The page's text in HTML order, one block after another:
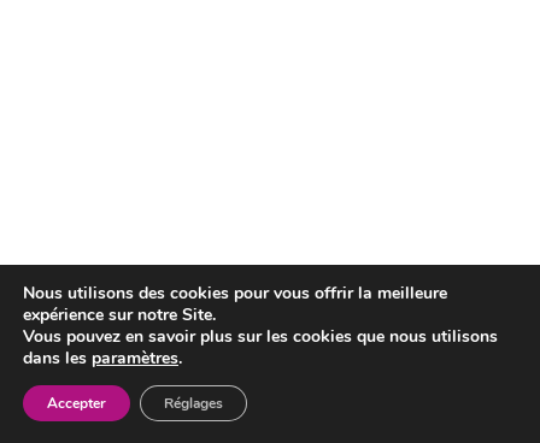
Nous utilisons des cookies pour vous offrir la meilleure
expérience sur notre Site.
Vous pouvez en savoir plus sur les cookies que nous utilisons
dans les paramètres.
Accepter Réglages